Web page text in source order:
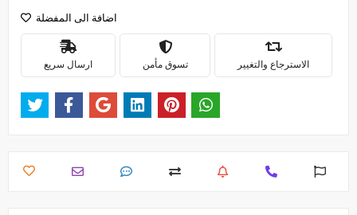
اضافة الى المفضلة
ارسال سريع تسوق مأمن الاسترجاع والتغيير